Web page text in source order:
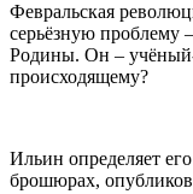
Февральская
серьёзную проблему
Родины. Он –
происходящему?
Ильин определяет
брошюрах,